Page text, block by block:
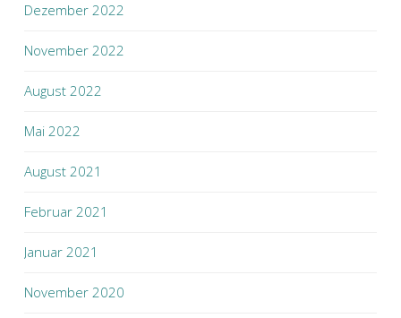
Dezember 2022
November 2022
August 2022
Mai 2022
August 2021
Februar 2021
Januar 2021
November 2020